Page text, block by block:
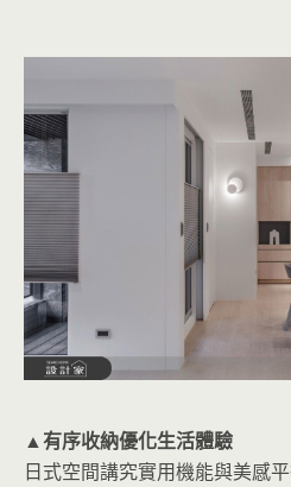
▲有序收納優化生活體驗
日式空間講究實用機能與美感